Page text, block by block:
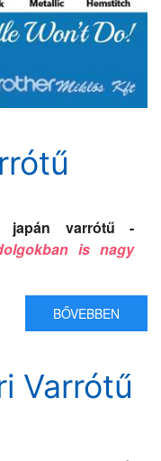
japán varrótű -
is nagy
BŐVEBBEN
Varrótű